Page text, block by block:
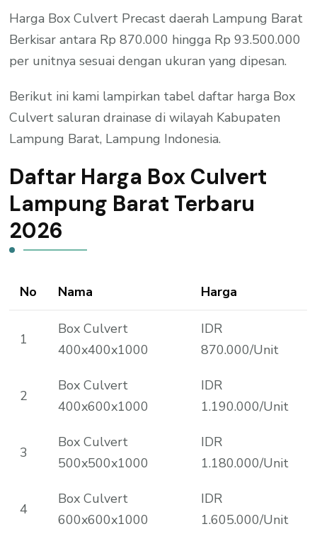
Harga Box Culvert Precast daerah Lampung Barat
Berkisar antara Rp 870.000 hingga Rp 93.500.000
per unitnya sesuai dengan ukuran yang dipesan.
Berikut ini kami lampirkan tabel daftar harga Box
Culvert saluran drainase di wilayah Kabupaten
Lampung Barat, Lampung Indonesia.
Daftar Harga Box Culvert
Lampung Barat Terbaru
2026
No Nama Harga
1
Box Culvert
400x400x1000
IDR
870.000/Unit
2
Box Culvert
400x600x1000
IDR
1.190.000/Unit
3
Box Culvert
500x500x1000
IDR
1.180.000/Unit
4
Box Culvert
600x600x1000
IDR
1.605.000/Unit